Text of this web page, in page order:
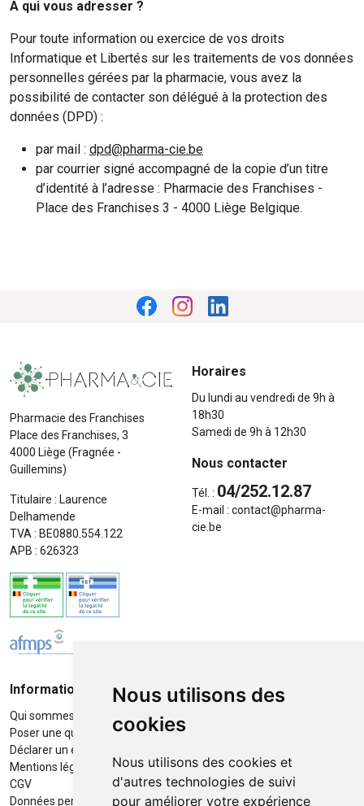
Nous utilisons des
cookies
Nous utilisons des cookies et
d'autres technologies de suivi
pour améliorer votre expérience
A qui vous adresser ?
Pour toute information ou exercice de vos droits
Informatique et Libertés sur les traitements de vos données
personnelles gérées par la pharmacie, vous avez la
possibilité de contacter son délégué à la protection des
données (DPD) :
par mail : dpd@pharma-cie.be
par courrier signé accompagné de la copie d’un titre
d’identité à l’adresse : Pharmacie des Franchises -
Place des Franchises 3 - 4000 Liège Belgique.
Pharmacie des Franchises
Place des Franchises, 3
4000 Liège (Fragnée -
Guillemins)
Titulaire : Laurence
Delhamende
TVA : BE0880.554.122
APB : 626323
Horaires
Du lundi au vendredi de 9h à
18h30
Samedi de 9h à 12h30
Nous contacter
Tél. : 04/252.12.87
E-mail : contact@pharma-
cie.be
Informations
Qui sommes-nous ?
Poser une question
Déclarer un effet indésirable
Mentions légales
CGV
Données personnelles
Moyens de paiement